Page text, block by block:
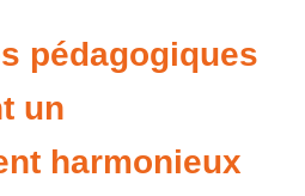
pédagogiques
un
harmonieux